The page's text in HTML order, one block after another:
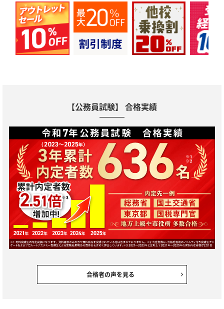
【公務員試験】 合格実績
合格者の声を見る